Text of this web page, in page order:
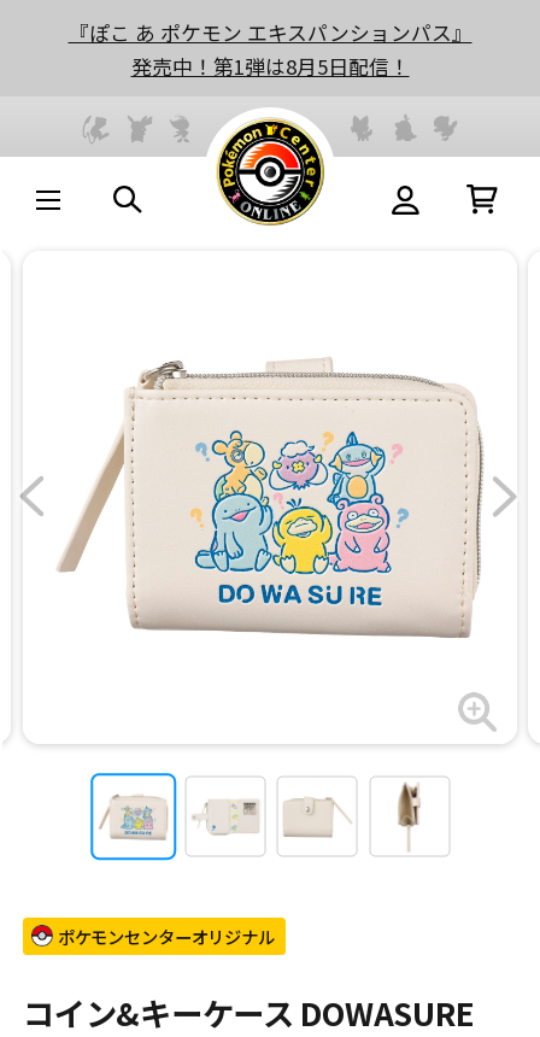
『ぽこ あ ポケモン エキスパンションパス』
発売中！第1弾は8月5日配信！
ポケモンセンターオリジナル
コイン&キーケース DOWASURE